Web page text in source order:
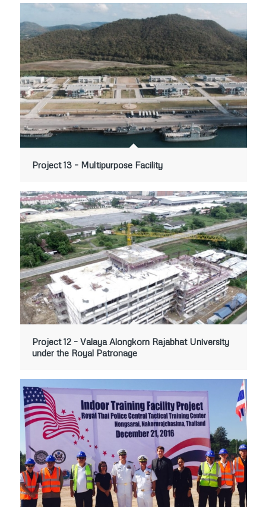
Project 13 – Multipurpose Facility
Project 12 – Valaya Alongkorn Rajabhat University
under the Royal Patronage